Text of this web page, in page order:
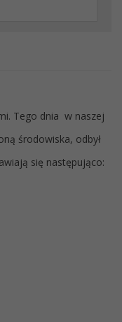
Tego dnia w naszej
środowiska, odbył
się następująco: